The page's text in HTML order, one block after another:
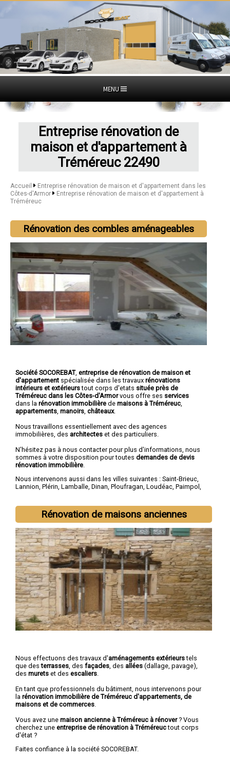
MENU
Entreprise rénovation de
maison et d'appartement à
Tréméreuc 22490
Accueil
Entreprise rénovation de maison et d'appartement dans les
Côtes-d'Armor
Entreprise rénovation de maison et d'appartement à
Tréméreuc
Rénovation des combles aménageables
Société SOCOREBAT, entreprise de rénovation de maison et
d'appartement spécialisée dans les travaux rénovations
intérieurs et extérieurstout corps d'etats située près de
Tréméreuc dans les Côtes-d'Armorvous offre ses services
dans la rénovation immobilière de maisons à Tréméreuc
appartements manoirs châteaux.
Nous travaillons essentiellement avec des agences
immobilières, des architectes et des particuliers.
N'hésitez pas à nous contacter pour plus d'informations, nous
sommes à votre disposition pour toutes demandes de devis
rénovation immobilière
Nous intervenons aussi dans les villes suivantes : Saint-Brieuc,
Lannion, Plérin, Lamballe, Dinan, Ploufragan, Loudéac, Paimpol ,
Rénovation de maisons anciennes
Nous effectuons des travaux d'aménagements extérieurstels
que desterrasses , des façades , des allées (dallage, pavage),
des murets et des escaliers
En tant que professionnels du bâtiment, nous intervenons pour
la rénovation immobilière de Tréméreuc d'appartements, de
maisons et de commerces
Vous avez une maison ancienne à Tréméreuc à rénover? Vous
cherchez une entreprise de rénovation à Tréméreuctout corps
d'état ?
Faites confiance à la société SOCOREBAT.